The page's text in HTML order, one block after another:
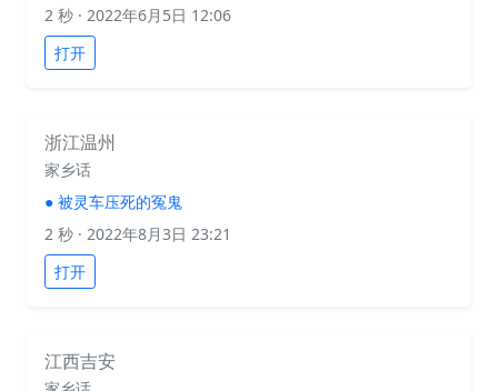
2 秒 · 2022年6月5日 12:06
打开
浙江温州
家乡话
● 被灵车压死的冤鬼
2 秒 · 2022年8月3日 23:21
打开
江西吉安